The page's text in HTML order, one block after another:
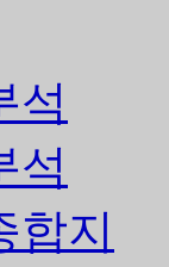
석
석
합지